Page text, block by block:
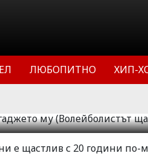
ЛЮБОПИТНО ХИП-
му
с 20
е щастлив с 20 години по-